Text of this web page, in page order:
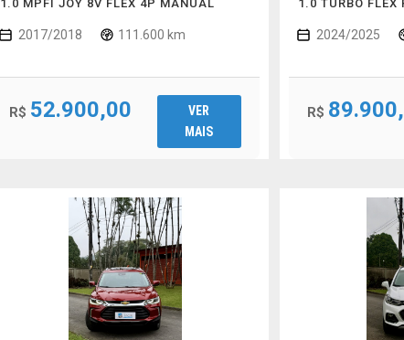
1.0 MPFI JOY 8V FLEX 4P MANUAL
2017/2018 111.600 km
R$ 52.900,00
VER
MAIS
1.0 TURBO FLEX
2024/2025
R$